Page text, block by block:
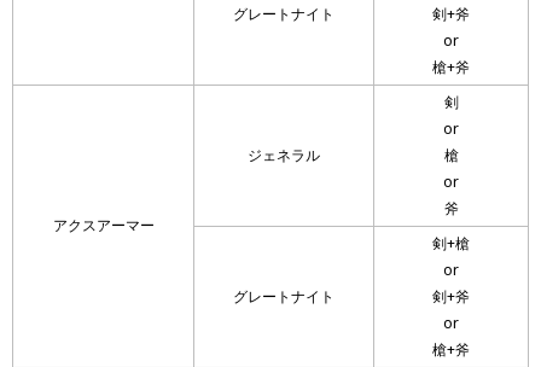
グレートナイト
剣+斧
or
槍+斧
アクスアーマー
ジェネラル
剣
or
槍
or
斧
グレートナイト
剣+槍
or
剣+斧
or
槍+斧